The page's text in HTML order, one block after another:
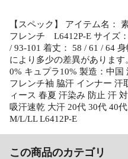
【スペック】 アイテム名：
フレンチ L6412P-E サイズ
/ 93-101 着丈： 58 / 61 / 64
により多少の差異がありま
0% キュプラ10% 製造：中国
フレンチ袖 脇汗 インナー 汗
ィース 春夏 汗染み 防止 汗
吸汗速乾 大汗 20代 30代 40
M/L/LL L6412P-E
この商品のカテゴリ